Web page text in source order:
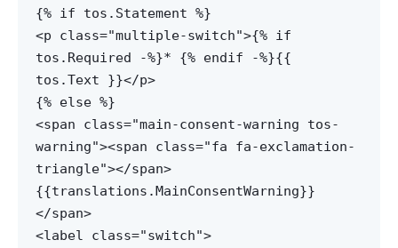
{% if tos.Statement %}
<p class="multiple-switch">{% if
tos.Required -%}* {% endif -%}{{
tos.Text }}</p>
{% else %}
<span class="main-consent-warning tos-
warning"><span class="fa fa-exclamation-
triangle"></span>
{{translations.MainConsentWarning}}
</span>
<label class="switch">